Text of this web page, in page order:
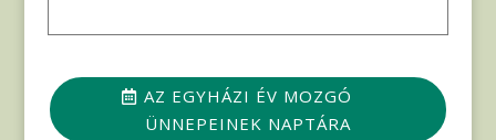
AZ EGYHÁZI ÉV MOZGÓ
ÜNNEPEINEK NAPTÁRA